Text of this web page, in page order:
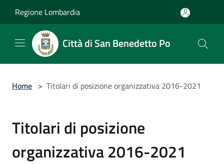
Regione Lombardia
Città di San Benedetto Po
Home > Titolari di posizione organizzativa 2016-2021
Titolari di posizione
organizzativa 2016-2021